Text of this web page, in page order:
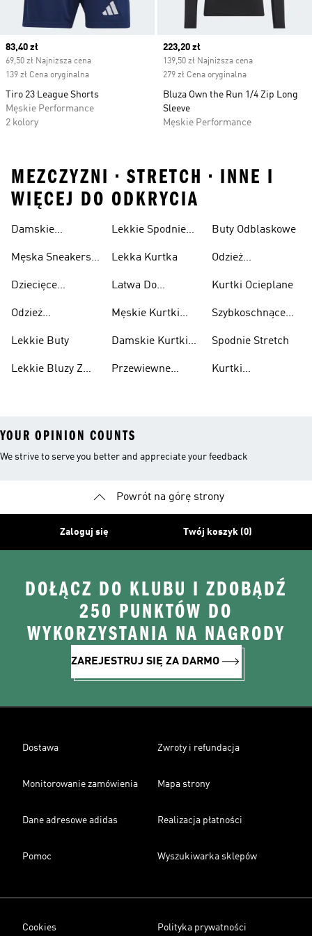
Current price
83,40 zł
69,50 zł Najniższa cena
139 zł Cena oryginalna
Tiro 23 League Shorts
Męskie Performance
2 kolory
Current price
223,20 zł
139,50 zł Najniższa cena
279 zł Cena oryginalna
Bluza Own the Run 1/4 Zip Long
Sleeve
Męskie Performance
MEZCZYZNI • STRETCH • INNE I
WIĘCEJ DO ODKRYCIA
Damskie
Przewiewne
Męska Sneakersy
Dziecięce
Przewiewne
Odzież
Lekkie Buty
Lekkie Bluzy Z
Lekkie Spodnie
Lekka Kurtka
Latwa Do
Kurtki
Męskie Kurtki
Damskie Kurtki
Przewiewne
Buty Odblaskowe
Odzież
Kurtki Ocieplane
Szybkoschnące
Spodnie Stretch
Kurtki
YOUR OPINION COUNTS
We strive to serve you better and appreciate your feedback
Powrót na górę strony
Zaloguj się Twój koszyk (0)
DOŁĄCZ DO KLUBU I ZDOBĄDŹ
250 PUNKTÓW DO
WYKORZYSTANIA NA NAGRODY
ZAREJESTRUJ SIĘ ZA DARMO
Dostawa Zwroty i refundacja
Monitorowanie zamówienia Mapa strony
Dane adresowe adidas Realizacja płatności
Pomoc Wyszukiwarka sklepów
Cookies Polityka prywatności